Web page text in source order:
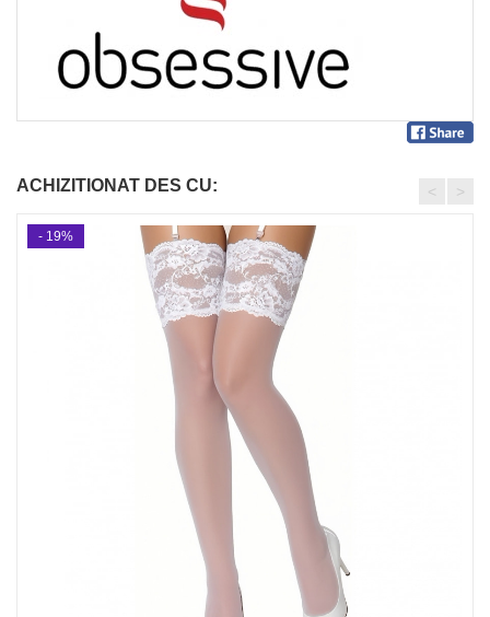
ACHIZITIONAT DES CU:
- 19%
< >